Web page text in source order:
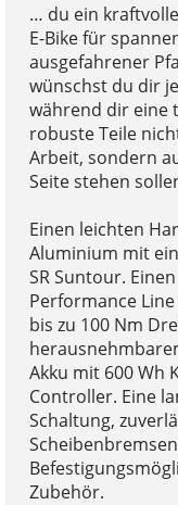
… du ein
E-Bike für
ausgefahrener
wünschst du dir
während dir eine
robuste Teile
Arbeit, sondern
Seite stehen
Einen leichten
Aluminium mit
SR Suntour.
Performance
bis zu 100 Nm
Akku mit 600 Wh
Controller. Eine
Schaltung,
Zubehör.